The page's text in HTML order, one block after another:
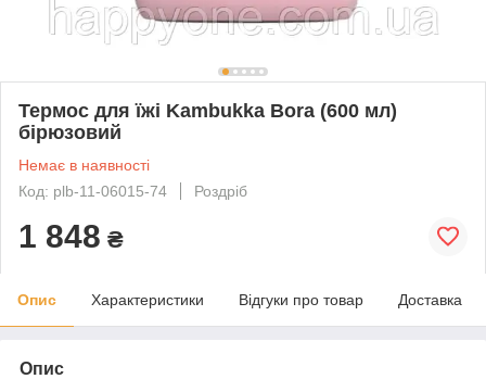
Термос для їжі Kambukka Bora (600 мл)
бірюзовий
Немає в наявності
Код: plb-11-06015-74
Роздріб
1 848 ₴
Опис Характеристики Відгуки про товар Доставка
Опис